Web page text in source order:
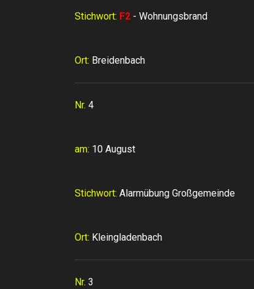
Stichwort: F2 - Wohnungsbrand
Ort: Breidenbach
Nr. 4
am: 10 August
Stichwort: Alarmübung Großgemeinde
Ort: Kleingladenbach
Nr. 3